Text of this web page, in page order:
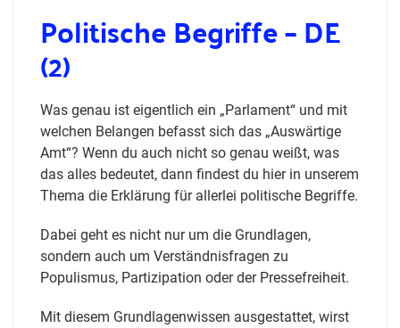
Politische Begriffe – DE
(2)
Was genau ist eigentlich ein „Parlament“ und mit
welchen Belangen befasst sich das „Auswärtige
Amt“? Wenn du auch nicht so genau weißt, was
das alles bedeutet, dann findest du hier in unserem
Thema die Erklärung für allerlei politische Begriffe.
Dabei geht es nicht nur um die Grundlagen,
sondern auch um Verständnisfragen zu
Populismus, Partizipation oder der Pressefreiheit.
Mit diesem Grundlagenwissen ausgestattet, wirst